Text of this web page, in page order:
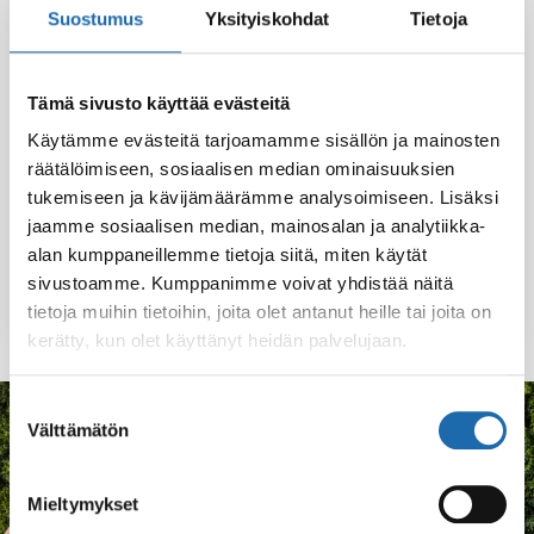
Suostumus Yksityiskohdat Tietoja
Tämä sivusto käyttää evästeitä
Käytämme evästeitä tarjoamamme sisällön ja mainosten
räätälöimiseen, sosiaalisen median ominaisuuksien
tukemiseen ja kävijämäärämme analysoimiseen. Lisäksi
jaamme sosiaalisen median, mainosalan ja analytiikka-
alan kumppaneillemme tietoja siitä, miten käytät
sivustoamme. Kumppanimme voivat yhdistää näitä
tietoja muihin tietoihin, joita olet antanut heille tai joita on
kerätty, kun olet käyttänyt heidän palvelujaan.
Suostumuksen
valinta
Välttämätön
Mieltymykset
Vesipohjainen
Nahanhoitopakkau
s
29.90€
Lisää ostoskoriin
Vesipohjainen
Tekstiilien
hoitopakkaus
29.90€
Lisää ostoskoriin
Mitä asiakkaat sanovat